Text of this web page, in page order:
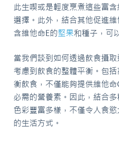
此生喫或是輕度烹煮這些富
選擇。此外，結合其他促進
含維他命E的堅果和種子，可
當我們談到如何透過飲食攝
考慮到飲食的整體平衡。包
衡飲食，不僅能夠提供維他
必需的營養素。因此，結合
色彩豐富多樣，不僅令人食
的生活方式。